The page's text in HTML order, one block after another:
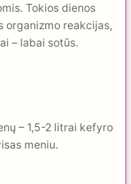
Tokios dienos
organizmo reakcijas,
– labai sotūs.
– 1,5-2 litrai kefyro
meniu.